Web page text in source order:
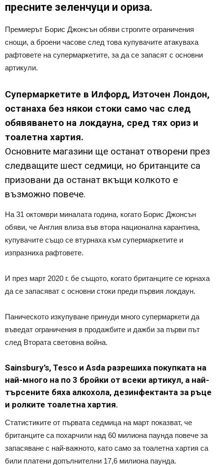
пресните зеленчуци и ориза.
Премиерът Борис Джонсън обяви строгите ограничения
снощи, а броени часове след това купувачите атакуваха
рафтовете на супермаркетите, за да се запасят с основни
артикули.
Супермаркетите в Илфорд, Източен Лондон,
останаха без някои стоки само час след
обявяването на локдауна, сред тях ориз и
тоалетна хартия.
Основните магазини ще останат отворени през
следващите шест седмици, но британците са
призовани да останат вкъщи колкото е
възможно повече.
На 31 октомври миналата година, когато Борис Джонсън
обяви, че Англия влиза във втора национална карантина,
купувачите също се втурнаха към супермаркетите и
изпразниха рафтовете.
И през март 2020 г. бе същото, когато британците се юрнаха
да се запасяват с основни стоки преди първия локдаун.
Паническото изкупуване принуди много супермаркети да
въведат ограничения в продажбите и дажби за първи път
след Втората световна война.
Sainsbury’s, Tesco и Asda разрешиха покупката на
най-много на по 3 бройки от всеки артикул, а най-
търсените бяха алкохола, дезинфектанта за ръце
и ролките тоалетна хартия.
Статистиките от първата седмица на март показват, че
британците са похарчили над 60 милиона паунда повече за
запасяване с най-важното, като само за тоалетна хартия са
били платени допълнителни 17,6 милиона паунда.